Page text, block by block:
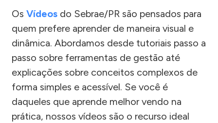
Os Vídeos do Sebrae/PR são pensados para
quem prefere aprender de maneira visual e
dinâmica. Abordamos desde tutoriais passo a
passo sobre ferramentas de gestão até
explicações sobre conceitos complexos de
forma simples e acessível. Se você é
daqueles que aprende melhor vendo na
prática, nossos vídeos são o recurso ideal